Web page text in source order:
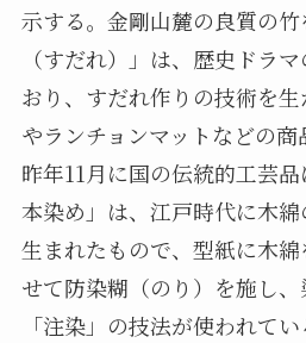
示する。金剛山麓の良質の
（すだれ）」は、歴史ドラ
おり、すだれ作りの技術を
やランチョンマットなどの商
昨年11月に国の伝統的工芸
本染め」は、江戸時代に木
生まれたもので、型紙に木
せて防染糊（のり）を施し
「注染」の技法が使われて